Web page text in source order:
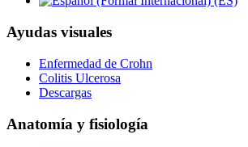
Ayudas visuales
Enfermedad de Crohn
Colitis Ulcerosa
Descargas
Anatomía y fisiología